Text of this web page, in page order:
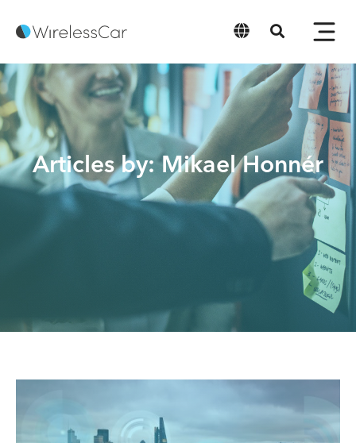
日本語
Articles by: Mikael Honnér